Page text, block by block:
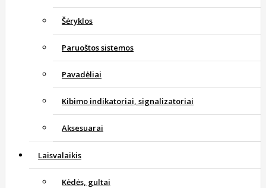
Šėryklos
Paruoštos sistemos
Pavadėliai
Kibimo indikatoriai, signalizatoriai
Aksesuarai
Laisvalaikis
Kėdės, gultai